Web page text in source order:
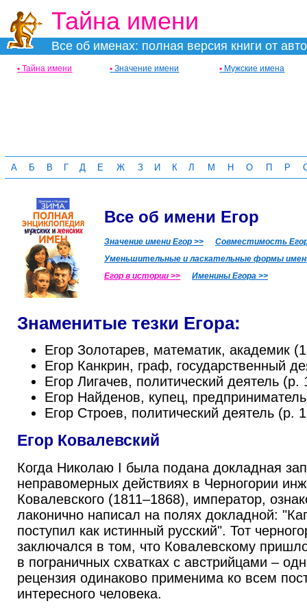
Тайна имени
Все об именах: полная версия книги от
• Тайна имени • Значение имени • Мужские имена
А Б В Г Д Е Ж З И К Л М Н О П Р
Все об имени Егор
Значение имени Егор >>
Совместимость
Уменьшительные и ласкательные формы
Егор в истории >>
Именины Егора >>
Знаменитые тезки Егора:
Егор Золотарев, математик, академик
Егор Канкрин, граф, государственный
Егор Лигачев, политический деятель (р.
Егор Найденов, купец,
Егор Строев, политический деятель (р.
Егор Ковалевский
Когда Николаю I была подана докладная
неправомерных действиях в Черногории
Ковалевского (1811–1868), император,
лаконично написал на полях докладной:
поступил как истинный русский". Тот
заключался в том, что Ковалевскому
в пограничных схватках с австрийцами –
рецензия одинаково применима ко всем
интересного человека.